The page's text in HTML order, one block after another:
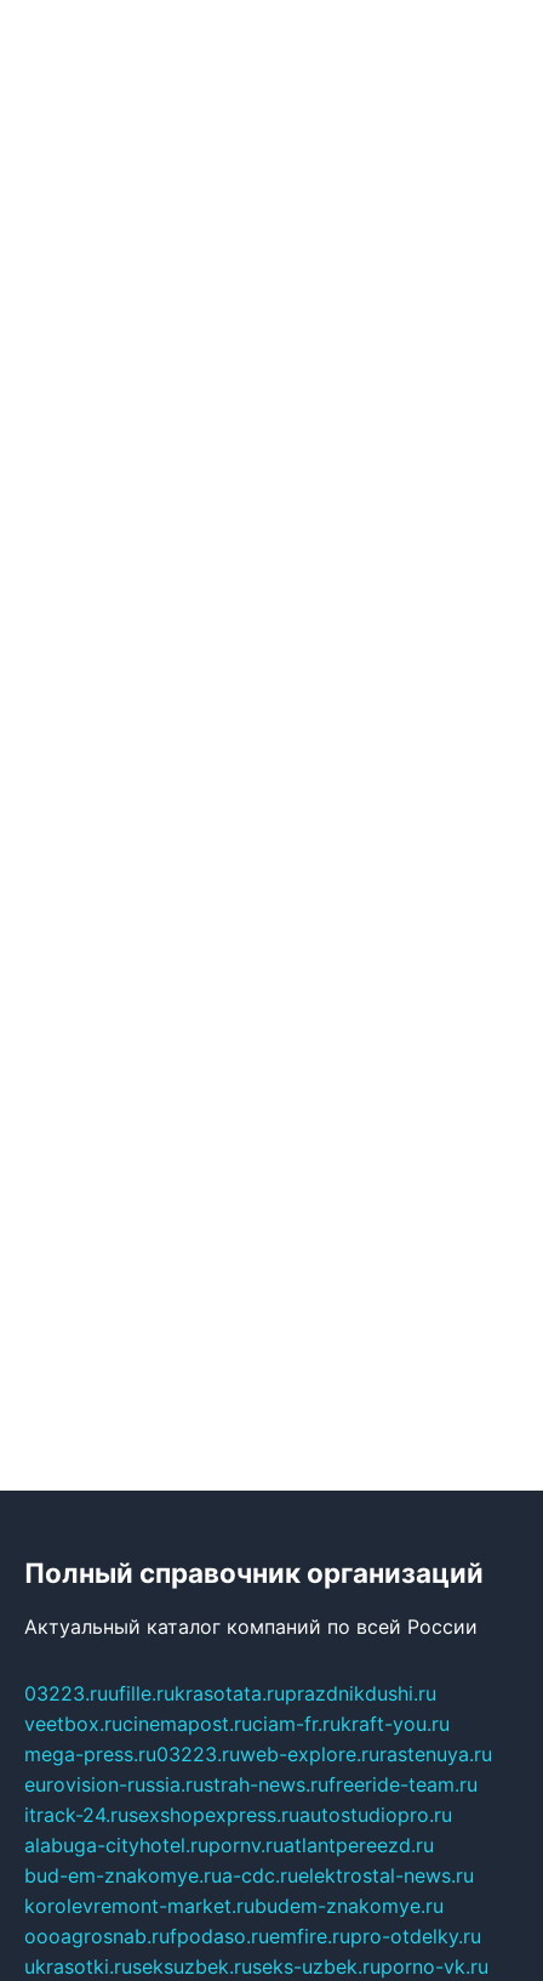
Полный справочник организаций
Актуальный каталог компаний по всей России
03223.ruufille.rukrasotata.ruprazdnikdushi.ru
veetbox.rucinemapost.ruciam-fr.rukraft-you.ru
mega-press.ru03223.ruweb-explore.rurastenuya.ru
eurovision-russia.rustrah-news.rufreeride-team.ru
itrack-24.rusexshopexpress.ruautostudiopro.ru
alabuga-cityhotel.rupornv.ruatlantpereezd.ru
bud-em-znakomye.rua-cdc.ruelektrostal-news.ru
korolevremont-market.rubudem-znakomye.ru
oooagrosnab.rufpodaso.ruemfire.rupro-otdelky.ru
ukrasotki.ruseksuzbek.ruseks-uzbek.ruporno-vk.ru